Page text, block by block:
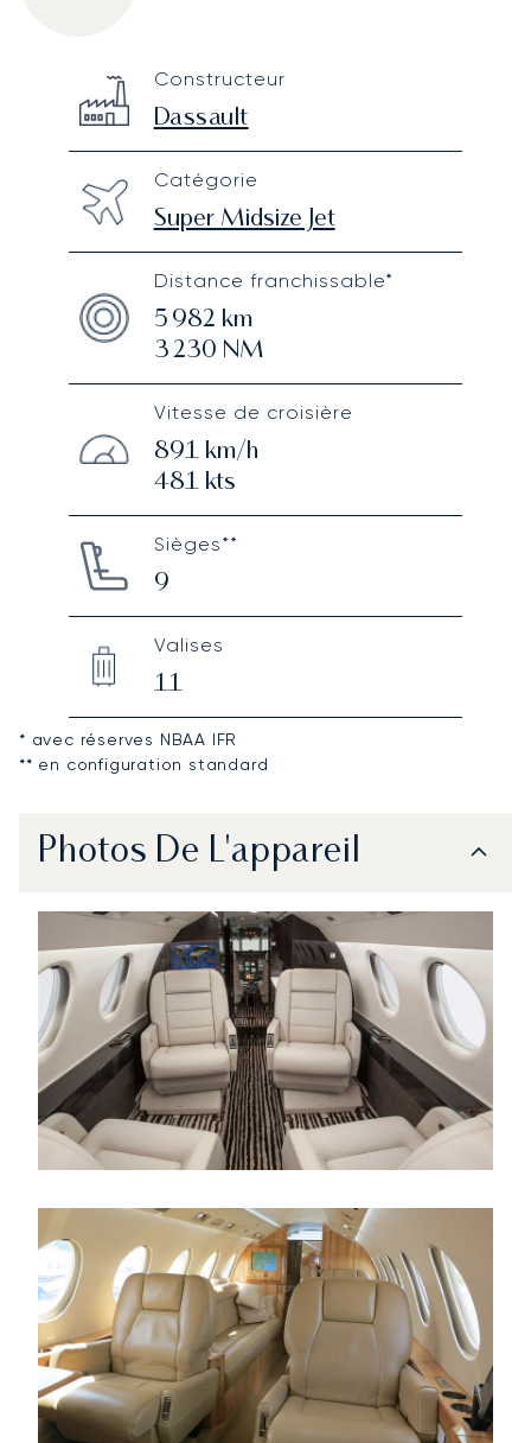
Technical specifications
Constructeur
Dassault
Catégorie
Super Midsize Jet
Distance franchissable*
5 982 km
3 230 NM
Vitesse de croisière
891km/h
481kts
Sièges**
9
Valises
11
* avec réserves NBAA IFR
** en configuration standard
Photos De L'appareil